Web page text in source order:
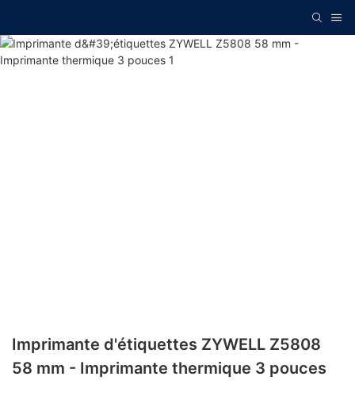
Imprimante d'étiquettes ZYWELL Z5808
58 mm - Imprimante thermique 3 pouces